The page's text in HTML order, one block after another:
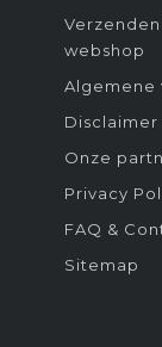
webshop
Algemene
Disclaimer
Onze
Privacy
FAQ &
Sitemap